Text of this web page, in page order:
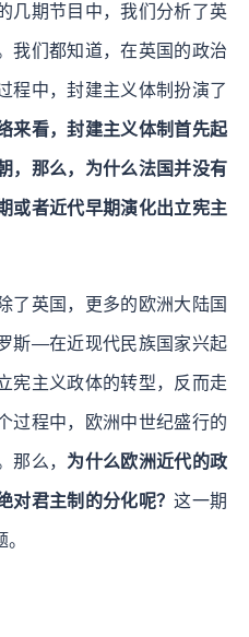
几期节目中，我们分析了英
我们都知道，在英国的政治
程中，封建主义体制扮演了
来看，封建主义体制首先起
，那么，为什么法国并没有
或者近代早期演化出立宪主
了英国，更多的欧洲大陆国
斯—在近现代民族国家兴起
宪主义政体的转型，反而走
过程中，欧洲中世纪盛行的
那么， 为什么欧洲近代的政
对君主制的分化呢？这一期
。